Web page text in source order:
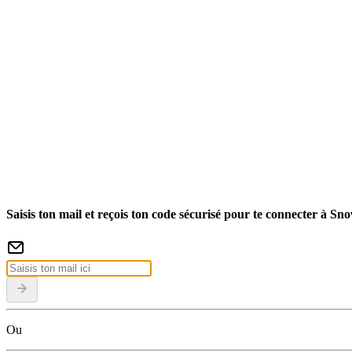
Saisis ton mail et reçois ton code sécurisé pour te connecter à
Ou